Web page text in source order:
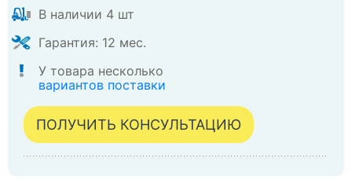
В наличии 4 шт
Гарантия: 12 мес.
У товара несколько
вариантов поставки
ПОЛУЧИТЬ КОНСУЛЬТАЦИЮ